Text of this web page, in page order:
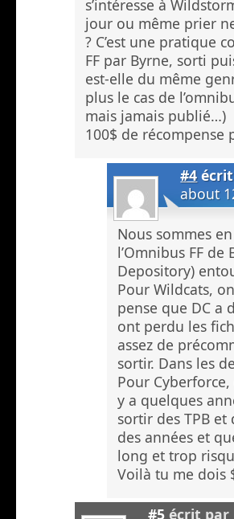
s’intéresse à
jour ou même prier
? C’est une pratique
FF par Byrne, sorti
est-elle du même
plus le cas de
mais jamais publié…)
100$ de
#4
about
Nous sommes
l’Omnibus FF de
Depository)
Pour Wildcats,
pense que DC a
ont perdu les
assez de
sortir. Dans les
Pour
y a quelques
sortir des TPB et
des années et
long et trop
Voilà tu me dois
#5 écrit par